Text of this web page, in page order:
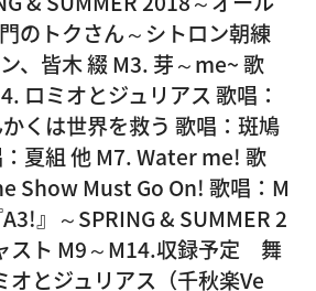
のトクさん～シトロン朝練
、皆木 綴 M3. 芽～me~ 歌
ロミオとジュリアス 歌唱：
くは世界を救う 歌唱：斑鳩
夏組 他 M7. Water me! 歌
Show Must Go On! 歌唱：M
』～SPRING & SUMMER 2
スト M9～M14.収録予定 舞
オとジュリアス（千秋楽Ve